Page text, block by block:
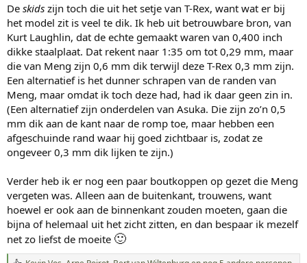
De skids zijn toch die uit het setje van T-Rex, want wat er bij
het model zit is veel te dik. Ik heb uit betrouwbare bron, van
Kurt Laughlin, dat de echte gemaakt waren van 0,400 inch
dikke staalplaat. Dat rekent naar 1:35 om tot 0,29 mm, maar
die van Meng zijn 0,6 mm dik terwijl deze T-Rex 0,3 mm zijn.
Een alternatief is het dunner schrapen van de randen van
Meng, maar omdat ik toch deze had, had ik daar geen zin in.
(Een alternatief zijn onderdelen van Asuka. Die zijn zo’n 0,5
mm dik aan de kant naar de romp toe, maar hebben een
afgeschuinde rand waar hij goed zichtbaar is, zodat ze
ongeveer 0,3 mm dik lijken te zijn.)
Verder heb ik er nog een paar boutkoppen op gezet die Meng
vergeten was. Alleen aan de buitenkant, trouwens, want
hoewel er ook aan de binnenkant zouden moeten, gaan die
bijna of helemaal uit het zicht zitten, en dan bespaar ik mezelf
net zo liefst de moeite 🙂